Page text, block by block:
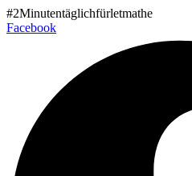
Zum
Inhalt
#2Minutentäglichfürletmathe
Facebook